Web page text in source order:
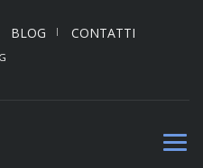
BLOG CONTATTI